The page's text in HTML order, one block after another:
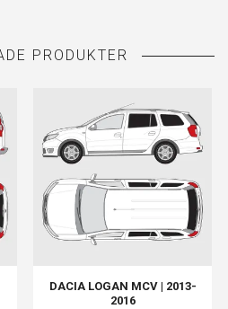
DACIA LOGAN MCV | 2013-
2016